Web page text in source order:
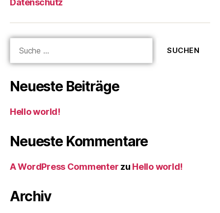
Datenschutz
Neueste Beiträge
Hello world!
Neueste Kommentare
A WordPress Commenter zu Hello world!
Archiv